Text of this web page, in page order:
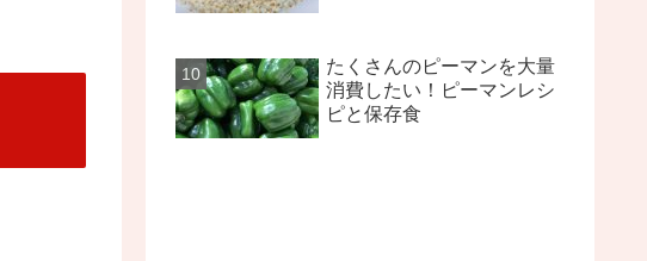
たくさんのピーマンを大量
消費したい！ピーマンレシ
ピと保存食